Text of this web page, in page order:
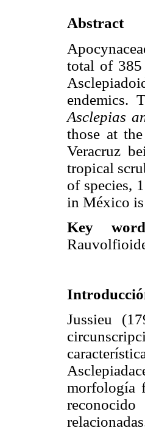
Abstract
total of 385
endemics.
Asclepias
those at
Veracruz
tropical
of species,
in México
Key
Jussieu
morfología